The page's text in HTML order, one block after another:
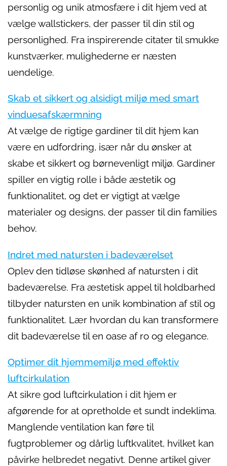
personlig og unik atmosfære i dit hjem ved at
vælge wallstickers, der passer til din stil og
personlighed. Fra inspirerende citater til smukke
kunstværker, mulighederne er næsten
uendelige.
Skab et sikkert og alsidigt miljø med smart
vinduesafskærmning
At vælge de rigtige gardiner til dit hjem kan
være en udfordring, især når du ønsker at
skabe et sikkert og børnevenligt miljø. Gardiner
spiller en vigtig rolle i både æstetik og
funktionalitet, og det er vigtigt at vælge
materialer og designs, der passer til din families
behov.
Indret med natursten i badeværelset
Oplev den tidløse skønhed af natursten i dit
badeværelse. Fra æstetisk appel til holdbarhed
tilbyder natursten en unik kombination af stil og
funktionalitet. Lær hvordan du kan transformere
dit badeværelse til en oase af ro og elegance.
Optimer dit hjemmemiljø med effektiv
luftcirkulation
At sikre god luftcirkulation i dit hjem er
afgørende for at opretholde et sundt indeklima.
Manglende ventilation kan føre til
fugtproblemer og dårlig luftkvalitet, hvilket kan
påvirke helbredet negativt. Denne artikel giver